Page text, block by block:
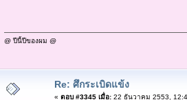
@ ปีนี้ปีของผม @
Re: ศึกระเบิดแข้ง
« ตอบ #3345 เมื่อ:22 ธันวาคม 2553,